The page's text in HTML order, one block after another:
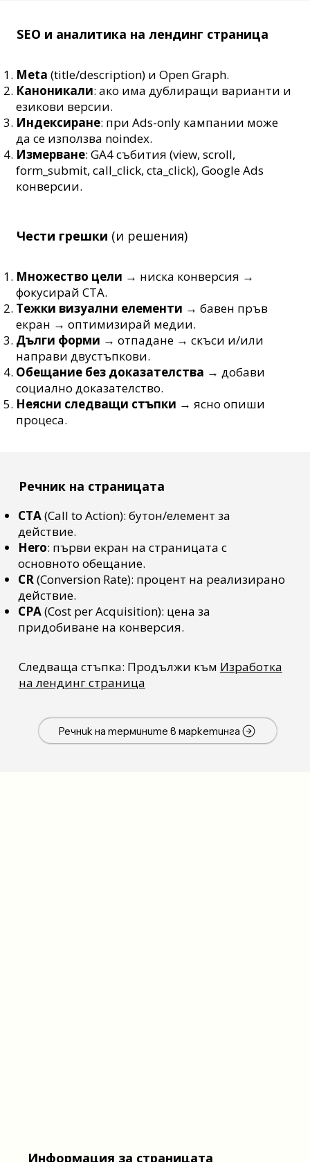
SEO и аналитика на лендинг страница
Meta (title/description) и Open Graph.
Каноникали: ако има дублиращи варианти и
езикови версии.
Индексиране: при Ads-only кампании може
да се използва noindex.
Измерване: GA4 събития (view, scroll,
form_submit, call_click, cta_click), Google Ads
конверсии.
Чести грешки (и решения)
Множество цели → ниска конверсия →
фокусирай CTA.
Тежки визуални елементи → бавен пръв
екран → оптимизирай медии.
Дълги форми → отпадане → скъси и/или
направи двустъпкови.
Обещание без доказателства → добави
социално доказателство.
Неясни следващи стъпки → ясно опиши
процеса.
Речник на страницата
CTA(Call to Action): бутон/елемент за
действие.
Hero: първи екран на страницата с
основното обещание.
CR(Conversion Rate): процент на реализирано
действие.
CPA(Cost per Acquisition): цена за
придобиване на конверсия.
​Следваща стъпка: Продължи към Изработка
на лендинг страница
Речник на термините в маркетинга
Информация за страницата